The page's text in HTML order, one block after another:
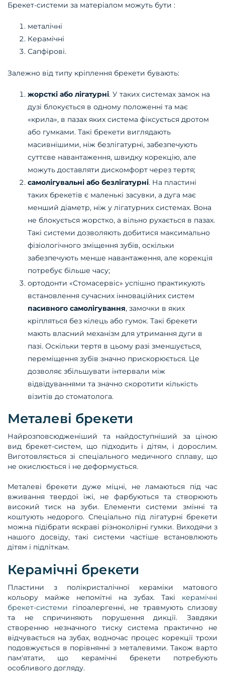
Брекет-системи за матеріалом можуть бути :
металічні
Керамічні
Сапфірові.
Залежно від типу кріплення брекети бувають:
жорсткі або лігатурні. У таких системах замок на
дузі блокується в одному положенні та має
«крила», в пазах яких система фіксується дротом
або гумками. Такі брекети виглядають
масивнішими, ніж безлігатурні, забезпечують
суттєве навантаження, швидку корекцію, але
можуть доставляти дискомфорт через тертя;
самолігувальні або безлігатурні. На пластині
таких брекетів є маленькі засувки, а дуга має
менший діаметр, ніж у лігатурних системах. Вона
не блокується жорстко, а вільно рухається в пазах.
Такі системи дозволяють добитися максимально
фізіологічного зміщення зубів, оскільки
забезпечують менше навантаження, але корекція
потребує більше часу;
ортодонти «Стомасервіс» успішно практикують
встановлення сучасних інноваційних систем
пасивного самолігування, замочки в яких
кріпляться без кілець або гумок. Такі брекети
мають власний механізм для утримання дуги в
пазі. Оскільки тертя в цьому разі зменшується,
переміщення зубів значно прискорюється. Це
дозволяє збільшувати інтервали між
відвідуваннями та значно скоротити кількість
візитів до стоматолога.
Металеві брекети
Найрозповсюдженіший та найдоступніший за ціною
вид брекет-систем, що підходить і дітям, і дорослим.
Виготовляється зі спеціального медичного сплаву, що
не окислюється і не деформується.
Металеві брекети дуже міцні, не ламаються під час
вживання твердої їжі, не фарбуються та створюють
високий тиск на зуби. Елементи системи змінні та
коштують недорого. Спеціально під лігатурні брекети
можна підібрати яскраві різноколірні гумки. Виходячи з
нашого досвіду, такі системи частіше встановлюють
дітям і підліткам.
Керамічні брекети
Пластини з полікристалічної кераміки матового
кольору майже непомітні на зубах. Такі керамічні
брекет-системи гіпоалергенні, не травмують слизову
та не спричиняють порушення дикції. Завдяки
створенню незначного тиску система практично не
відчувається на зубах, водночас процес корекції трохи
подовжується в порівнянні з металевими. Також варто
пам'ятати, що керамічні брекети потребують
особливого догляду.